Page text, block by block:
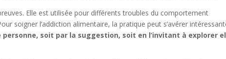
Elle est utilisée pour différents troubles du comportement
soigner l’addiction alimentaire, la pratique peut s’avérer
personne, soit par la suggestion, soit en l’invitant à explorer